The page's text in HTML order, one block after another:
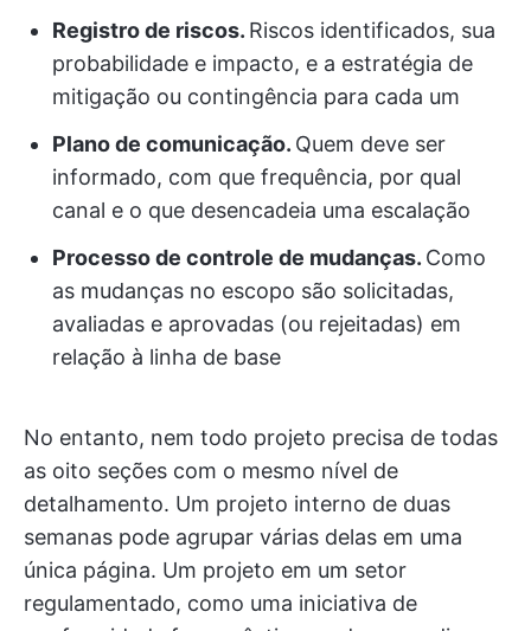
Registro de riscos. Riscos identificados, sua
probabilidade e impacto, e a estratégia de
mitigação ou contingência para cada um
Plano de comunicação. Quem deve ser
informado, com que frequência, por qual
canal e o que desencadeia uma escalação
Processo de controle de mudanças. Como
as mudanças no escopo são solicitadas,
avaliadas e aprovadas (ou rejeitadas) em
relação à linha de base
No entanto, nem todo projeto precisa de todas
as oito seções com o mesmo nível de
detalhamento. Um projeto interno de duas
semanas pode agrupar várias delas em uma
única página. Um projeto em um setor
regulamentado, como uma iniciativa de